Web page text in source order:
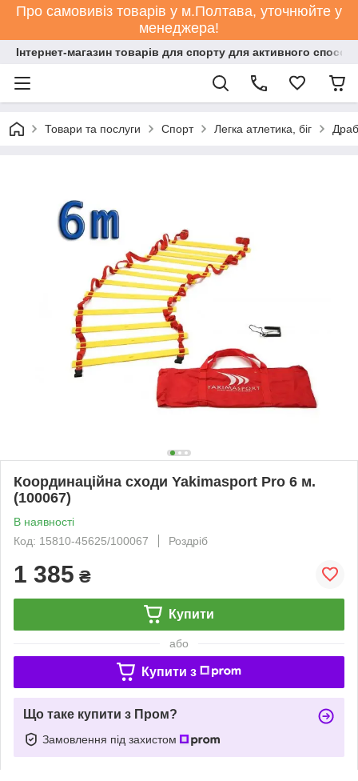
Про самовивіз товарів у м.Полтава, уточнюйте у
менеджера!
Інтернет-магазин товарів для спорту для активного
Товари та послуги Спорт Легка атлетика, біг
Координаційна сходи Yakimasport Pro 6 м.
(100067)
В наявності
Код: 15810-45625/100067
Роздріб
1 385 ₴
Купити
або
Купити з
Що таке купити з Пром?
Замовлення під захистом